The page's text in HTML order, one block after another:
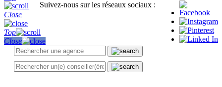
Suivez-nous sur les réseaux sociaux :
Close
Top
Close